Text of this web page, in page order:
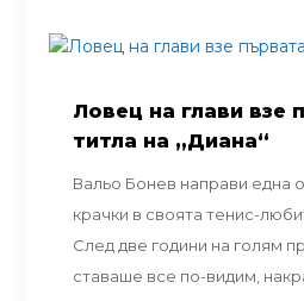
Ловец на глави взе
титла на „Диана“
Вальо Бонев направи една
крачки в своята тенис-
След две години на голям
ставаше все по-видим,